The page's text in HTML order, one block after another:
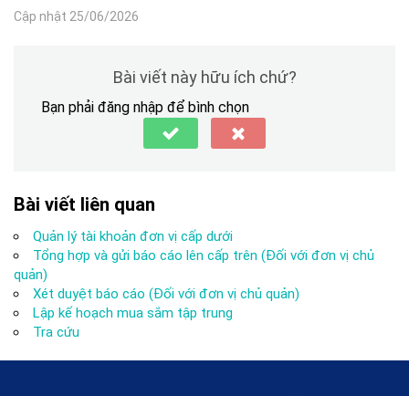
Cập nhật 25/06/2026
Bài viết này hữu ích chứ?
Bạn phải đăng nhập để bình chọn
Bài viết liên quan
Quản lý tài khoản đơn vị cấp dưới
Tổng hợp và gửi báo cáo lên cấp trên (Đối với đơn vị chủ
quản)
Xét duyệt báo cáo (Đối với đơn vị chủ quản)
Lập kế hoạch mua sắm tập trung
Tra cứu